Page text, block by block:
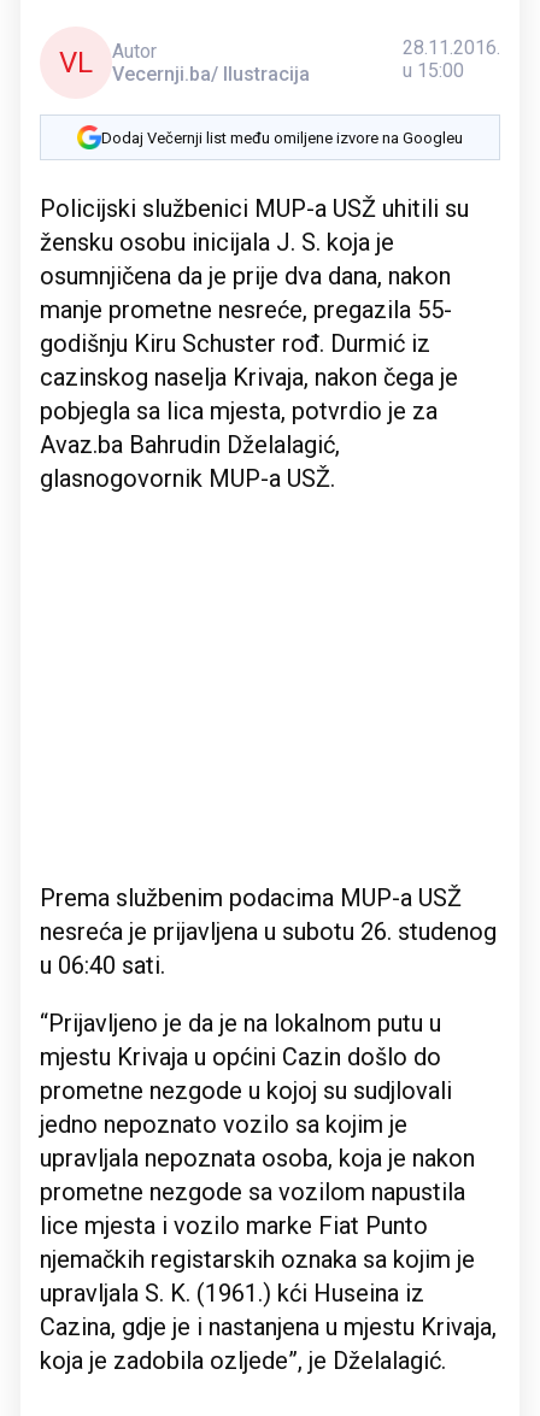
VL
Autor
Vecernji.ba/ Ilustracija
28.11.2016.
u 15:00
Dodaj Večernji list među omiljene izvore na Googleu
Policijski službenici MUP-a USŽ uhitili su
žensku osobu inicijala J. S. koja je
osumnjičena da je prije dva dana, nakon
manje prometne nesreće, pregazila 55-
godišnju Kiru Schuster rođ. Durmić iz
cazinskog naselja Krivaja, nakon čega je
pobjegla sa lica mjesta, potvrdio je za
Avaz.ba Bahrudin Dželalagić,
glasnogovornik MUP-a USŽ.
Prema službenim podacima MUP-a USŽ
nesreća je prijavljena u subotu 26. studenog
u 06:40 sati.
“Prijavljeno je da je na lokalnom putu u
mjestu Krivaja u općini Cazin došlo do
prometne nezgode u kojoj su sudjlovali
jedno nepoznato vozilo sa kojim je
upravljala nepoznata osoba, koja je nakon
prometne nezgode sa vozilom napustila
lice mjesta i vozilo marke Fiat Punto
njemačkih registarskih oznaka sa kojim je
upravljala S. K. (1961.) kći Huseina iz
Cazina, gdje je i nastanjena u mjestu Krivaja,
koja je zadobila ozljede”, je Dželalagić.